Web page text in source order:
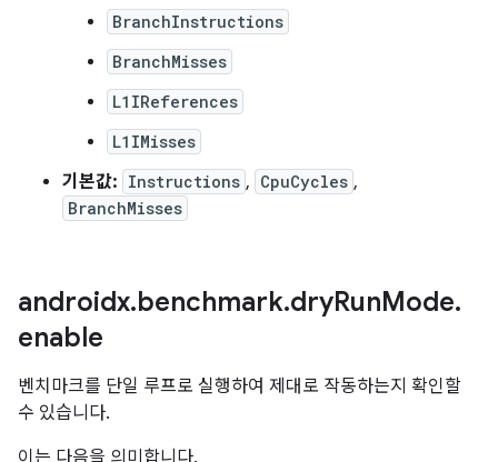
BranchInstructions
BranchMisses
L1IReferences
L1IMisses
기본값: Instructions , CpuCycles ,
BranchMisses
androidx.benchmark.dryRunMode.
enable
벤치마크를 단일 루프로 실행하여 제대로 작동하는지 확인할
수 있습니다.